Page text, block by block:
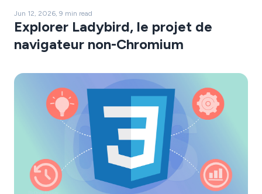
Jun 12, 2026, 9 min read
Explorer Ladybird, le projet de
navigateur non-Chromium